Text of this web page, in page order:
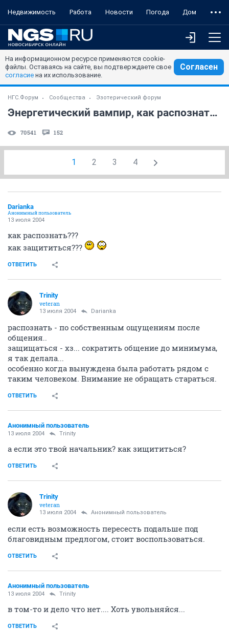
Недвижимость Работа Новости Погода Дом
На информационном ресурсе применяются cookie-
файлы. Оставаясь на сайте, вы подтверждаете свое
согласие на их использование.
Согласен
НГС.Форум Сообщества Эзотерический форум
Энергетический вампир, как распознать???
70541 152
1 2 3 4
Darianka
Анонимный пользователь
13 июля 2004
как распознать???
как защититься???
ОТВЕТИТЬ
Trinity
veteran
13 июля 2004 Darianka
распознать - по собственным ощущениям после
общения..
защищаться - хз... сократить общение до минимума,
я так делала...
особенно когда вынуждена была работать рядом с
таким человеком. Внимание не обращать стараться.
ОТВЕТИТЬ
Анонимный пользователь
13 июля 2004 Trinity
а если это твой начальник? как зищититься?
ОТВЕТИТЬ
Trinity
veteran
13 июля 2004 Анонимный пользователь
если есть возможность пересесть подальше под
благовидным предлогом, стоит воспользоваться.
ОТВЕТИТЬ
Анонимный пользователь
13 июля 2004 Trinity
в том-то и дело что нет.... Хоть увольняйся...
ОТВЕТИТЬ